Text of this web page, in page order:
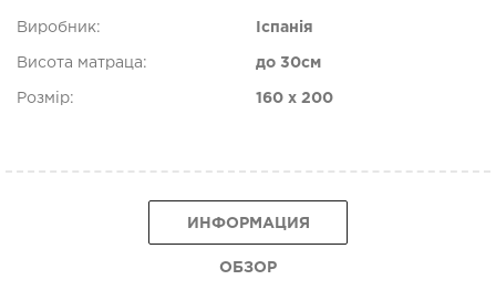
Виробник: Іспанія
Висота матраца: до 30см
Розмір: 160 x 200
ИНФОРМАЦИЯ
ОБЗОР